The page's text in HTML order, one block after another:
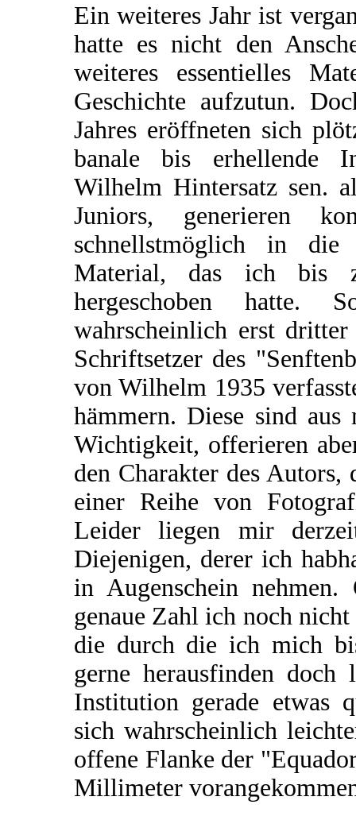
Ein weiteres Jahr ist
hatte es nicht den
weiteres essentielles
Geschichte aufzutun.
Jahres eröffneten sich
banale bis erhellende
Wilhelm Hintersatz sen.
Juniors, generieren
schnellstmöglich in
Material, das ich bis
hergeschoben
wahrscheinlich erst
Schriftsetzer des
von Wilhelm 1935
hämmern. Diese sind aus
Wichtigkeit, offerieren
den Charakter des
einer Reihe von
Leider liegen mir
Diejenigen, derer ich
in Augenschein
genaue Zahl ich noch
die durch die ich mich
gerne herausfinden
Institution gerade etwas
sich wahrscheinlich
offene Flanke der
Millimeter